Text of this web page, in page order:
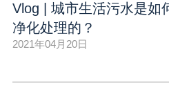
Vlog | 城市生活污水是如
净化处理的？
2021年04月20日